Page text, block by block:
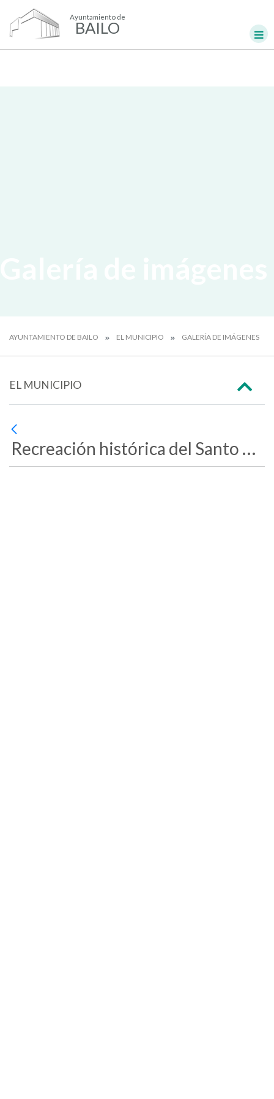
Ayuntamiento de
BAILO
AYUNTAMIENTO DE BAILO EL MUNICIPIO GALERÍA DE IMÁGENES
EL MUNICIPIO
Recreación histórica del Santo Grial